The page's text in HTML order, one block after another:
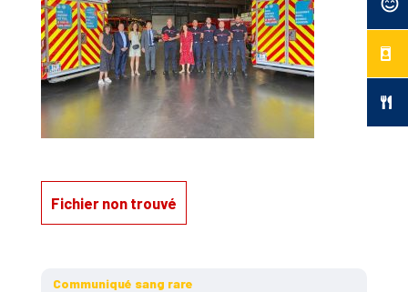
Fichier non trouvé
Communiqué sang rare